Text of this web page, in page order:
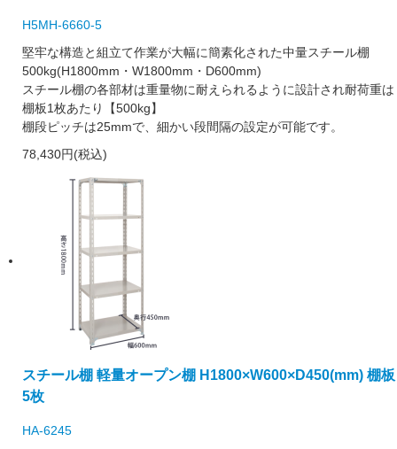
H5MH-6660-5
堅牢な構造と組立て作業が大幅に簡素化された中量スチール棚
500kg(H1800mm・W1800mm・D600mm)
スチール棚の各部材は重量物に耐えられるように設計され耐荷重は
棚板1枚あたり【500kg】
棚段ピッチは25mmで、細かい段間隔の設定が可能です。
78,430円(税込)
スチール棚 軽量オープン棚 H1800×W600×D450(mm) 棚板
5枚
HA-6245